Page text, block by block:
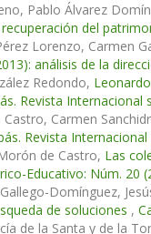
Pablo Álvarez
del
Lorenzo, Carmen
análisis de la
Redondo,
Revista
Carmen
Revista
de Castro, Las
Educativo: Núm. 20
Domínguez,
de soluciones ,
de la Santa y de la